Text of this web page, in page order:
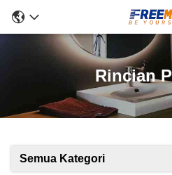
Rincian
Semua Kategori